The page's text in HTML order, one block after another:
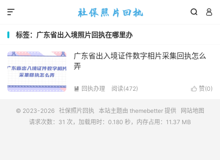
 

标签：广东省出入境照片回执在哪里办
广东省出入境证件数字相片采集回执怎么
弄
 赞(0)
 回执办理 阅读(472)
© 2023-2026 社保照片回执 本站主题由 themebetter 提供
网站地图
请求次数：31 次，加载用时：0.180 秒，内存占用：11.37 MB